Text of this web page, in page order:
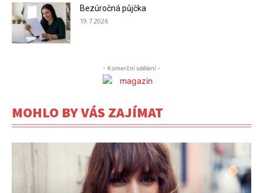
Bezúročná půjčka
19.7.2026
- Komerční sdělení -
MOHLO BY VÁS ZAJÍMAT